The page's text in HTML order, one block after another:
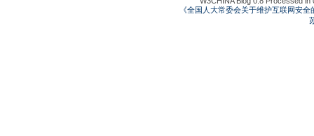
《全国人大常委会关于维护互联网安全